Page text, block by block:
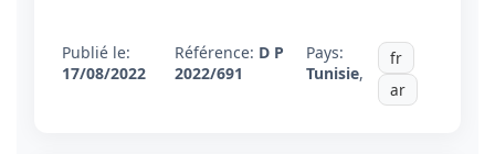
Publié le:
17/08/2022
Référence: D P
2022/691
Pays:
Tunisie,
fr
ar